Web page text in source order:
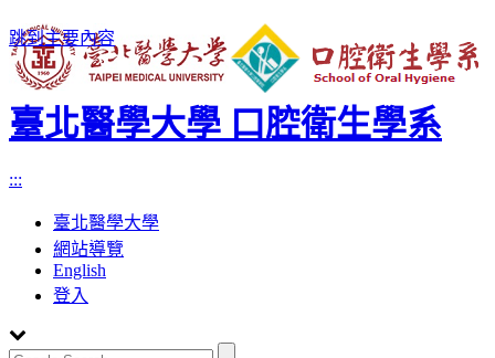
跳到主要內容
臺北醫學大學 口腔衛生學系
:::
臺北醫學大學
網站導覽
English
登入